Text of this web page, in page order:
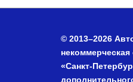
© 2013–2026
некоммерческая
«Санкт-